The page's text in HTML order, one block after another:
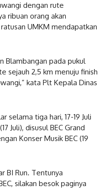
dengan rute
ribuan orang akan
UMKM mendapatkan
Blambangan pada pukul
sejauh 2,5 km menuju finish
kata Plt Kepala Dinas
selama tiga hari, 17-19 Juli
Juli), disusul BEC Grand
Konser Musik BEC (19
BI Run. Tentunya
silakan besok paginya